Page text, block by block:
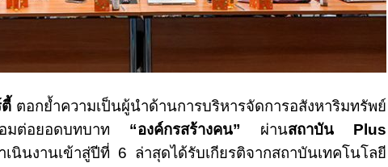
ตอกย้ำความเป็นผู้นำด้านการบริหารจัดการอสังหาริมทรัพย์
มต่อยอดบทบาท “องค์กรสร้างคน” ผ่านสถาบัน
Plus
เนินงานเข้าสู่ปีที่ 6 ล่าสุดได้รับเกียรติจากสถาบันเทคโนโลยี